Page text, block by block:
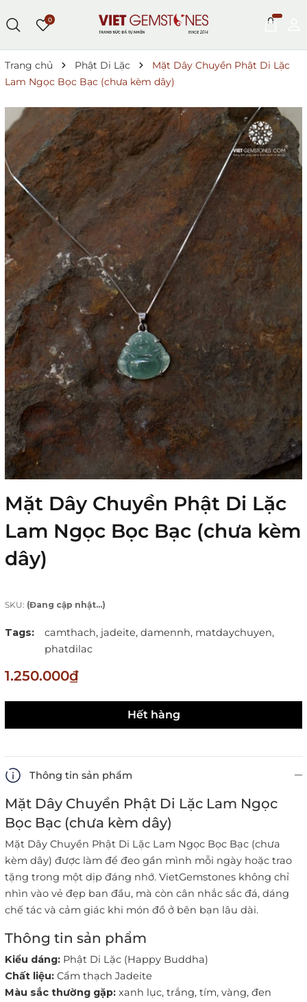
0
Trang chủ Phật Di Lặc
Mặt Dây Chuyền Phật Di Lặc
Lam Ngọc Bọc Bạc (chưa kèm dây)
Mặt Dây Chuyền Phật Di Lặc
Lam Ngọc Bọc Bạc (chưa kèm
dây)
SKU: (Đang cập nhật...)
Tags: camthach, jadeite, damennh, matdaychuyen,
phatdilac
1.250.000₫
Hết hàng
Thông tin sản phẩm
Mặt Dây Chuyền Phật Di Lặc Lam Ngọc
Bọc Bạc (chưa kèm dây)
Mặt Dây Chuyền Phật Di Lặc Lam Ngọc Bọc Bạc (chưa
kèm dây) được làm để đeo gần mình mỗi ngày hoặc trao
tặng trong một dịp đáng nhớ. VietGemstones không chỉ
nhìn vào vẻ đẹp ban đầu, mà còn cân nhắc sắc đá, dáng
chế tác và cảm giác khi món đồ ở bên bạn lâu dài.
Thông tin sản phẩm
Kiểu dáng: Phật Di Lặc (Happy Buddha)
Chất liệu: Cẩm thạch Jadeite
Màu sắc thường gặp: xanh lục, trắng, tím, vàng, đen